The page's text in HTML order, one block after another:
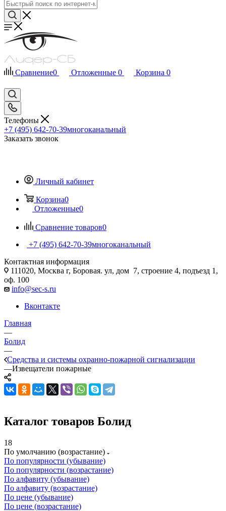
Сравнение0 Отложенные 0 Корзина 0
Телефоны
+7 (495) 642-70-39многоканальный
Заказать звонок
Личный кабинет
Корзина0
Отложенные0
Сравнение товаров0
+7 (495) 642-70-39многоканальный
Контактная информация
111020, Москва г, Боровая. ул, дом 7, строение 4, подъезд 1,
оф. 100
info@sec-s.ru
Вконтакте
Главная
—
Болид
—
Средства и системы охранно-пожарной сигнализации
—Извещатели пожарные
Каталог товаров Болид
18
По умолчанию (возрастание)
По популярности (убывание)
По популярности (возрастание)
По алфавиту (убывание)
По алфавиту (возрастание)
По цене (убывание)
По цене (возрастание)